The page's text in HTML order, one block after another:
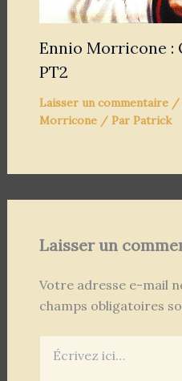
Ennio Morricone :
PT2
Laisser un commentaire /
Morricone/ Par Patrick
Laisser un
Votre adresse e-mail
champs obligatoires
ici…